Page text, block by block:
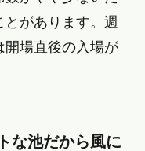
があります。週
開場直後の入場が
な池だから風に